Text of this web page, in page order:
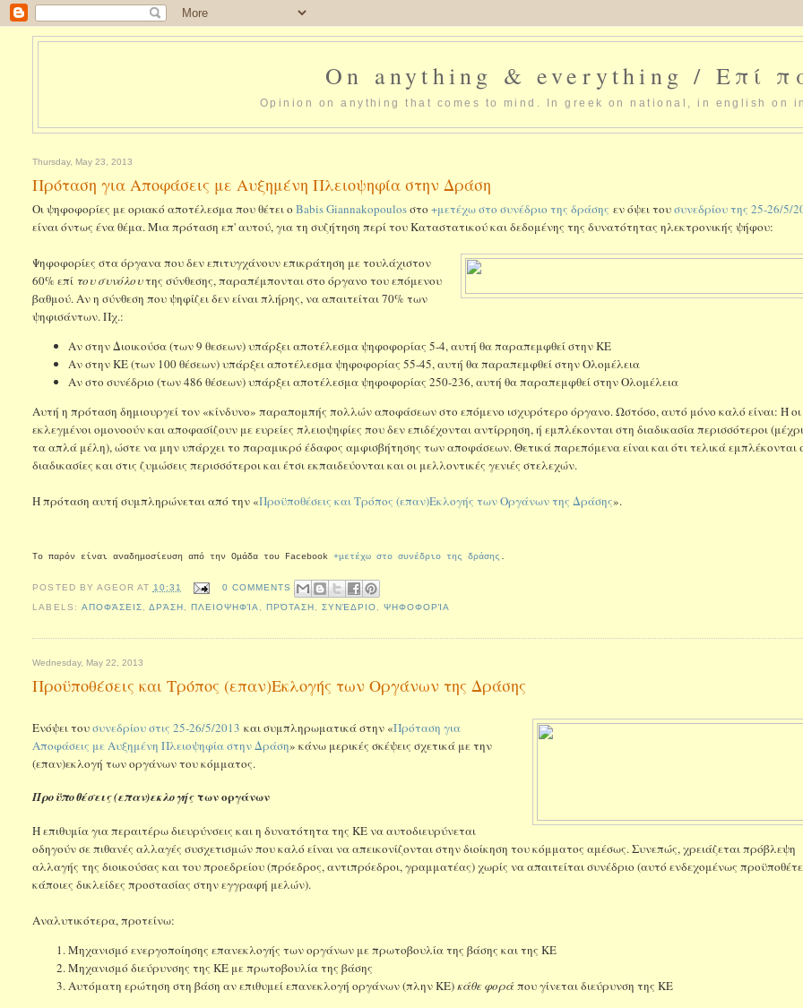
On anything & everything / Επί
Opinion on anything that comes to mind. In greek on national, in english on
Thursday, May 23, 2013
Πρόταση για Αποφάσεις με Αυξημένη Πλειοψηφία στην Δράση
Οι ψηφοφορίες με οριακό αποτέλεσμα που θέτει οBabis Giannakopoulosστο+μετέχω στο συνέδριο της δράσης εν όψει τουσυνεδρίου της 25-26/5/
είναι όντως ένα θέμα. Μια πρόταση επ' αυτού, για τη συζήτηση περί του Καταστατικού και δεδομένης της δυνατότητας ηλεκτρονικής ψήφου:
Ψηφοφορίες στα όργανα που δεν επιτυγχάνουν επικράτηση με τουλάχιστον
60% επί του συνόλουτης σύνθεσης, παραπέμπονται στο όργανο του επόμενου
βαθμού. Αν η σύνθεση που ψηφίζει δεν είναι πλήρης, να απαιτείται 70% των
ψηφισάντων. Πχ.:
Αν στην Διοικούσα (των 9 θεσεων) υπάρξει αποτέλεσμα ψηφοφορίας 5-4, αυτή θα παραπεμφθεί στην ΚΕ
Αν στην ΚΕ (των 100 θέσεων) υπάρξει αποτέλεσμα ψηφοφορίας 55-45, αυτή θα παραπεμφθεί στην Ολομέλεια
Αν στο συνέδριο (των 486 θέσεων) υπάρξει αποτέλεσμα ψηφοφορίας 250-236, αυτή θα παραπεμφθεί στην Ολομέλεια
Αυτή η πρόταση δημιουργεί τον «κίνδυνο» παραπομπής πολλών αποφάσεων στο επόμενο ισχυρότερο όργανο. Ωστόσο, αυτό μόνο καλό είναι: Ή οι
εκλεγμένοι ομονοούν και αποφασίζουν με ευρείες πλειοψηφίες που δεν επιδέχονται αντίρρηση, ή εμπλέκονται στη διαδικασία περισσότεροι
τα απλά μέλη), ώστε να μην υπάρχει το παραμικρό έδαφος αμφισβήτησης των αποφάσεων. Θετικά παρεπόμενα είναι και ότι τελικά εμπλέκονται
διαδικασίες και στις ζυμώσεις περισσότεροι και έτσι εκπαιδεύονται και οι μελλοντικές γενιές στελεχών.
Η πρόταση αυτή συμπληρώνεται από την «Προϋποθέσεις και Τρόπος (επαν)Εκλογής των Οργάνων της Δράσης».
Το παρόν είναι αναδημοσίευση από την Ομάδα του Facebook+μετέχω στο συνέδριο της δράσης .
POSTED BY AGEOR AT 10:31
0 COMMENTS
LABELS: ΑΠΟΦΆΣΕΙΣ ΔΡΆΣΗ ΠΛΕΙΟΨΗΦΊΑ ,ΠΡΌΤΑΣΗ ,ΣΥΝΈΔΡΙΟ ,ΨΗΦΟΦΟΡΊΑ
Wednesday, May 22, 2013
Προϋποθέσεις και Τρόπος (επαν)Εκλογής των Οργάνων της Δράσης
Ενόψει τουσυνεδρίου στις 25-26/5/2013 και συμπληρωματικά στην «Πρόταση για
Αποφάσεις με Αυξημένη Πλειοψηφία στην Δράση» κάνω μερικές σκέψεις σχετικά με την
(επαν)εκλογή των οργάνων του κόμματος.
Προϋποθέσεις (επαν)εκλογήςτων οργάνων
Η επιθυμία για περαιτέρω διευρύνσεις και η δυνατότητα της ΚΕ να αυτοδιευρύνεται
οδηγούν σε πιθανές αλλαγές συσχετισμών που καλό είναι να απεικονίζονται στην διοίκηση του κόμματος αμέσως. Συνεπώς, χρειάζεται πρόβλεψη
αλλαγής της διοικούσας και του προεδρείου (πρόεδρος, αντιπρόεδροι, γραμματέας) χωρίς να απαιτείται συνέδριο (αυτό ενδεχομένως
κάποιες δικλείδες προστασίας στην εγγραφή μελών).
Αναλυτικότερα, προτείνω:
Μηχανισμό ενεργοποίησης επανεκλογής των οργάνων με πρωτοβουλία της βάσης και της ΚΕ
Μηχανισμό διεύρυνσης της ΚΕ με πρωτοβουλία της βάσης
Αυτόματη ερώτηση στη βάση αν επιθυμεί επανεκλογή οργάνων (πλην ΚΕ)κάθε φορά που γίνεται διεύρυνση της ΚΕ